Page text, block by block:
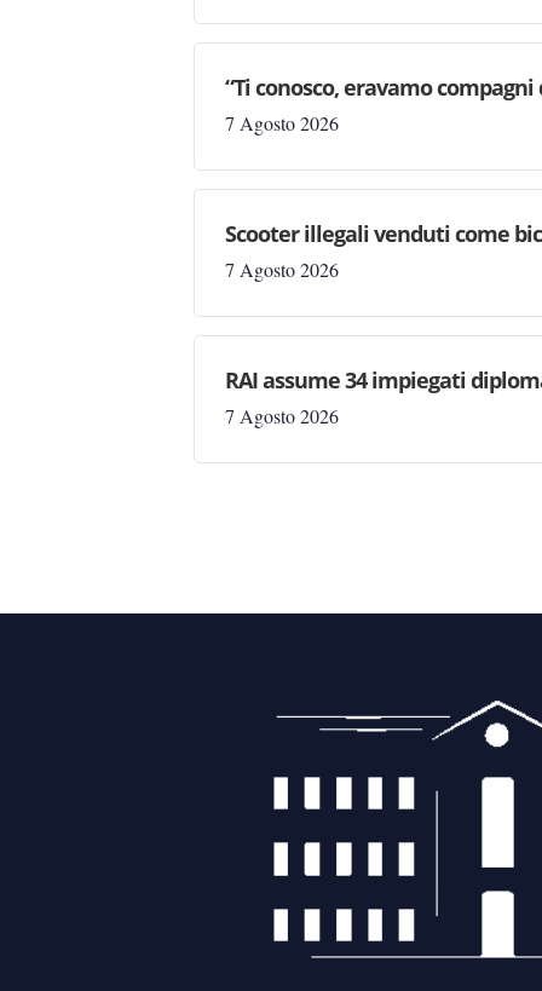
“Ti conosco, eravamo
7 Agosto 2026
Scooter illegali venduti come
7 Agosto 2026
RAI assume 34 impiegati
7 Agosto 2026